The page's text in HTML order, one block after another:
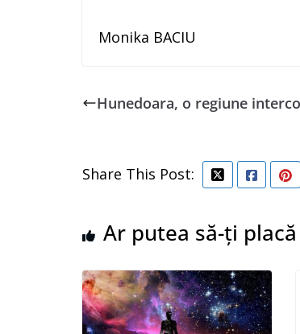
Monika BACIU
Hunedoara, o regiune
Share This Post:
Ar putea să-ți